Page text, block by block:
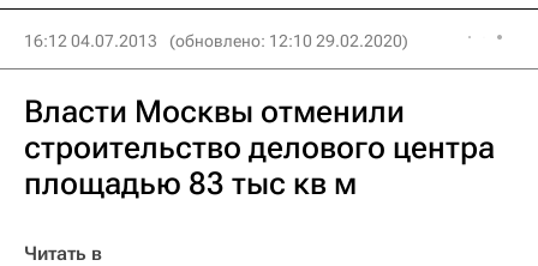
16:12 04.07.2013 (обновлено: 12:10 29.02.2020)
Власти Москвы отменили
строительство делового центра
площадью 83 тыс кв м
Читать в